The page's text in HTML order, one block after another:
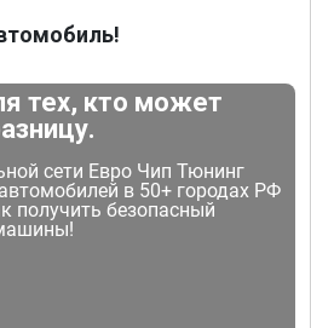
тех, кто может
сети Евро Чип Тюнинг
в 50+ городах РФ
получить безопасный